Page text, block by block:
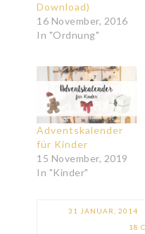
Download)
16 November, 2016
In "Ordnung"
Adventskalender
für Kinder
15 November, 2019
In "Kinder"
31 JANUAR, 2014
18